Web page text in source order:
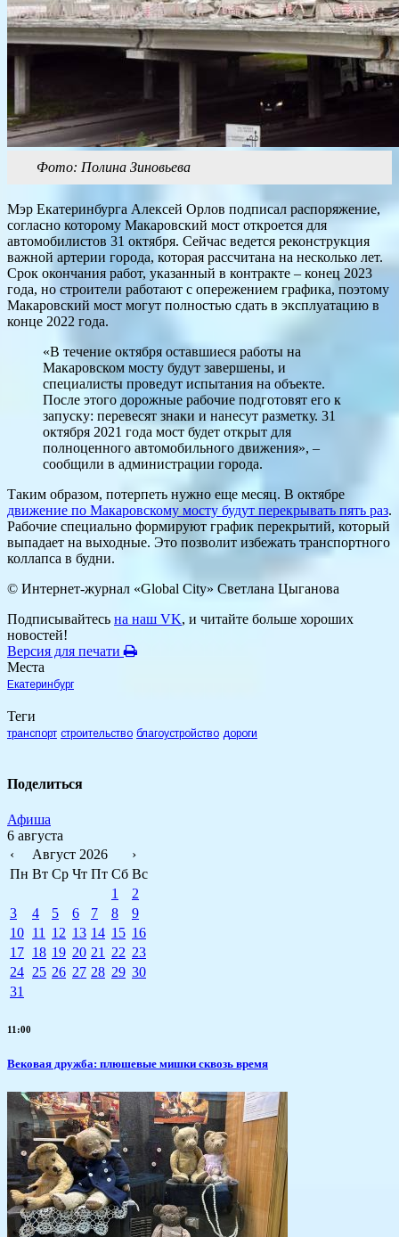
Фото: Полина Зиновьева
Мэр Екатеринбурга Алексей Орлов подписал распоряжение,
согласно которому Макаровский мост откроется для
автомобилистов 31 октября. Сейчас ведется реконструкция
важной артерии города, которая рассчитана на несколько лет.
Срок окончания работ, указанный в контракте – конец 2023
года, но строители работают с опережением графика, поэтому
Макаровский мост могут полностью сдать в эксплуатацию в
конце 2022 года.
«В течение октября оставшиеся работы на
Макаровском мосту будут завершены, и
специалисты проведут испытания на объекте.
После этого дорожные рабочие подготовят его к
запуску: перевесят знаки и нанесут разметку. 31
октября 2021 года мост будет открыт для
полноценного автомобильного движения», –
сообщили в администрации города.
Таким образом, потерпеть нужно еще месяц. В октябре
движение по Макаровскому мосту будут перекрывать пять раз.
Рабочие специально формируют график перекрытий, который
выпадает на выходные. Это позволит избежать транспортного
коллапса в будни.
© Интернет-журнал «Global City» Светлана Цыганова
Подписывайтесь на наш VK, и читайте больше хороших
новостей!
Версия для печати
Места
Екатеринбург
Теги
транспорт строительство благоустройство дороги
Поделиться
Афиша
6 августа
‹
Август 2026
›
Пн Вт Ср Чт Пт Сб Вс
1
2
3
4 5 6 7 8
9
10 11 12 13 14 15 16
17 18 19 20 21 22 23
24 25 26 27 28 29 30
31
11:00
Вековая дружба: плюшевые мишки сквозь время